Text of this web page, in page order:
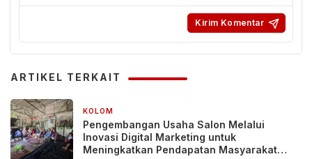
ARTIKEL TERKAIT
KOLOM
Pengembangan Usaha Salon Melalui
Inovasi Digital Marketing untuk
Meningkatkan Pendapatan Masyarakat